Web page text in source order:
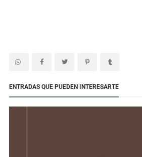
ENTRADAS QUE PUEDEN INTERESARTE